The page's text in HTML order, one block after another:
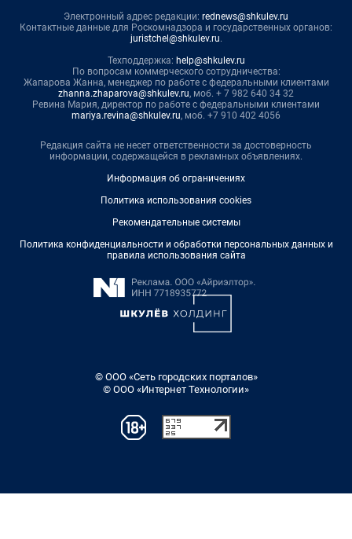
Электронный адрес редакции: rednews@shkulev.ru
Контактные данные для Роскомнадзора и государственных органов:
juristchel@shkulev.ru.
Техподдержка: help@shkulev.ru
По вопросам коммерческого сотрудничества:
Жапарова Жанна, менеджер по работе с федеральными клиентами
zhanna.zhaparova@shkulev.ru, моб. + 7 982 640 34 32
Ревина Мария, директор по работе с федеральными клиентами
mariya.revina@shkulev.ru, моб. +7 910 402 4056
Редакция сайта не несет ответственности за достоверность
информации, содержащейся в рекламных объявлениях.
Информация об ограничениях
Политика использования cookies
Рекомендательные системы
Политика конфиденциальности и обработки персональных данных и
правила использования сайта
© ООО «Сеть городских порталов»
© ООО «Интернет Технологии»